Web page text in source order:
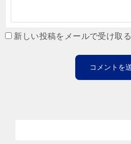
新しい投稿をメールで受け取る